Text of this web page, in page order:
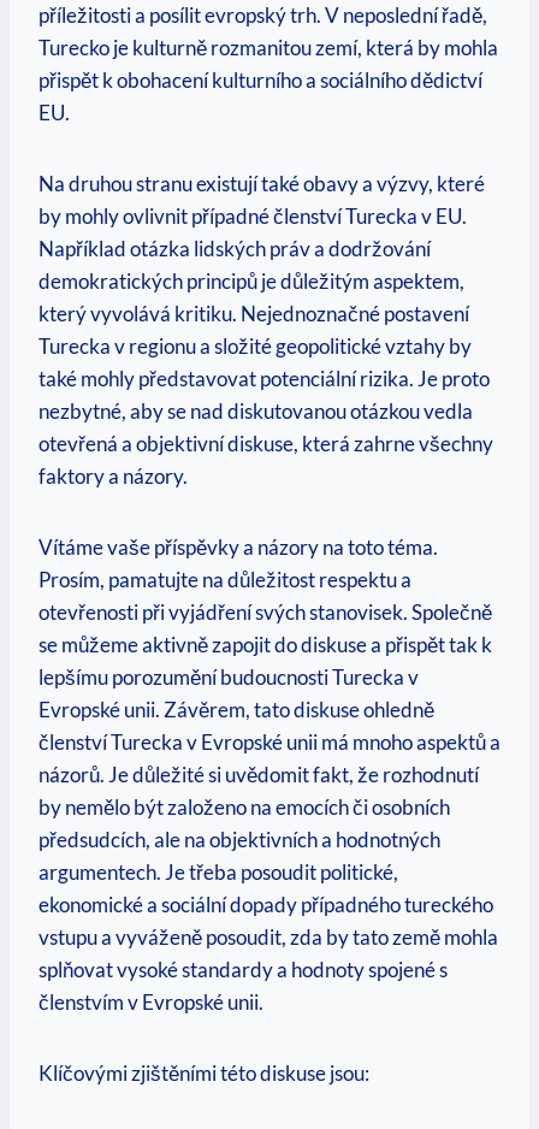
příležitosti a posílit evropský trh. V neposlední řadě,
Turecko je kulturně rozmanitou zemí, která by mohla
přispět k obohacení kulturního a sociálního dědictví
EU.
Na druhou stranu existují také obavy a výzvy, které
by mohly ovlivnit případné členství Turecka v EU.
Například otázka lidských práv a dodržování
demokratických principů je důležitým aspektem,
který vyvolává kritiku. Nejednoznačné postavení
Turecka v regionu a složité geopolitické vztahy by
také mohly představovat potenciální rizika. Je proto
nezbytné, aby se nad diskutovanou otázkou vedla
otevřená a objektivní diskuse, která zahrne všechny
faktory a názory.
Vítáme vaše příspěvky a názory na toto téma.
Prosím, pamatujte na důležitost respektu a
otevřenosti při vyjádření svých stanovisek. Společně
se můžeme aktivně zapojit do diskuse a přispět tak k
lepšímu porozumění budoucnosti Turecka v
Evropské unii. Závěrem, tato diskuse ohledně
členství Turecka v Evropské unii má mnoho aspektů a
názorů. Je důležité si uvědomit fakt, že rozhodnutí
by nemělo být založeno na emocích či osobních
předsudcích, ale na objektivních a hodnotných
argumentech. Je třeba posoudit politické,
ekonomické a sociální dopady případného tureckého
vstupu a vyváženě posoudit, zda by tato země mohla
splňovat vysoké standardy a hodnoty spojené s
členstvím v Evropské unii.
Klíčovými zjištěními této diskuse jsou: